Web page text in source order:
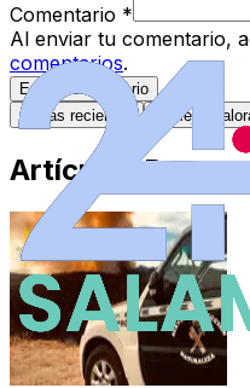
Comentario *
Al enviar tu comentario,
comentarios.
Enviar Comentario
Más recientes
Mejor
Artículos